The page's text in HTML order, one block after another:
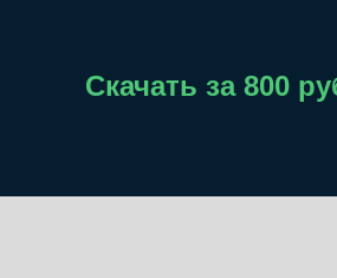
Скачать за 800